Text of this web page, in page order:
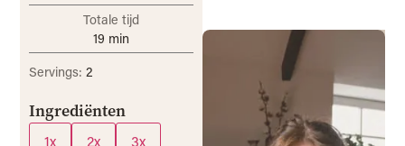
Totale tijd
19 min
Servings:2
Ingrediënten
1x 2x 3x